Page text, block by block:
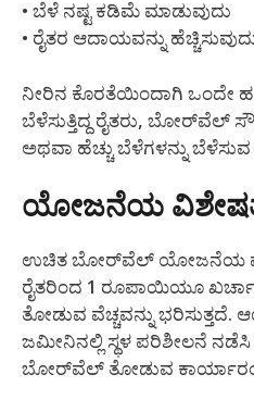
• ಬೆಳೆ ನಷ್ಟ ಕಡಿಮೆ ಮಾಡುವುದು
• ರೈತರ ಆದಾಯವನ್ನು
ನೀರಿನ ಕೊರತೆಯಿಂದಾಗಿ ಒಂದೇ
ಬೆಳೆಸುತ್ತಿದ್ದ ರೈತರು, ಬೋರ್‌ವೆಲ್
ಅಥವಾ ಹೆಚ್ಚು ಬೆಳೆಗಳನ್ನು
ಯೋಜನೆಯ
ಉಚಿತ ಬೋರ್‌ವೆಲ್ ಯೋಜನೆಯ
ರೈತರಿಂದ 1 ರೂಪಾಯಿಯೂ
ತೋಡುವ ವೆಚ್ಚವನ್ನು
ಜಮೀನಿನಲ್ಲಿ ಸ್ಥಳ ಪರಿಶೀಲನೆ ನಡೆಸಿ
ಬೋರ್‌ವೆಲ್ ತೋಡುವ